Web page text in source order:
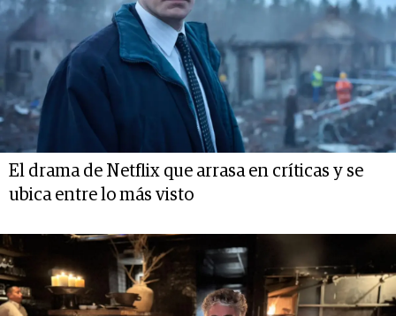
El drama de Netflix que arrasa en críticas y se
ubica entre lo más visto